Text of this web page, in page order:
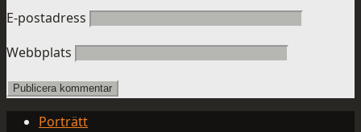
E-postadress
Webbplats
Porträtt